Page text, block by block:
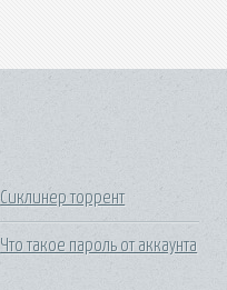
Сиклинер торрент
Что такое пароль от аккаунта